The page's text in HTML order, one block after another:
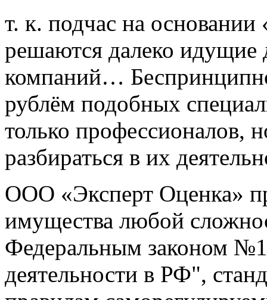
т. к. подчас на основании
решаются далеко идущие
компаний…
рублём подобных
только профессионалов,
разбираться в их
ООО «Эксперт Оценка»
имущества любой
Федеральным законом
деятельности в РФ",